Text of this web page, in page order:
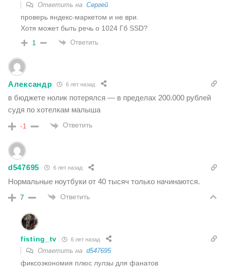
Ответить на Сергей
проверь яндекс-маркетом и не ври.
Хотя может быть речь о 1024 Гб SSD?
1 Ответить
Александр 6 лет назад
в бюджете нолик потерялся — в пределах 200.000 рублей
судя по хотелкам малыша
-1 Ответить
d547695 6 лет назад
Нормальные ноутбуки от 40 тысяч только начинаются.
7 Ответить
fisting_tv 6 лет назад
Ответить на d547695
фиксоэкономия плюс лулзы для фанатов